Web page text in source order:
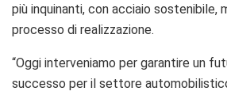
più inquinanti, con acciaio sostenibile,
processo di realizzazione.
“Oggi interveniamo per garantire un
successo per il settore